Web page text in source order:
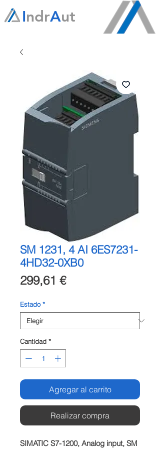
IndrAut
SM 1231, 4 AI 6ES7231-
4HD32-0XB0
299,61 €Precio
Estado *
Cantidad *
Agregar al carrito
Realizar compra
SIMATIC S7-1200, Analog input, SM